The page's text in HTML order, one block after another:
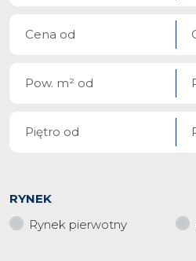
RYNEK
Rynek pierwotny